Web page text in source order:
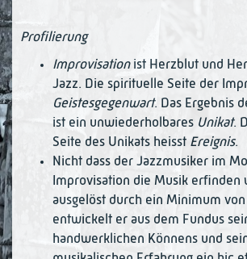
Profilierung
Improvisationist Herzblut und
Jazz. Die spirituelle Seite der
Geistesgegenwart. Das Ergebnis
ist ein un­wie­derholbares Unikat.
Seite des Unikats heisst Ereignis.
Nicht dass der Jazzmusiker im
Improvisation die Musik erfinden
ausgelöst durch ein Minimum
entwickelt er aus dem Fundus
handwerklichen Könnens und